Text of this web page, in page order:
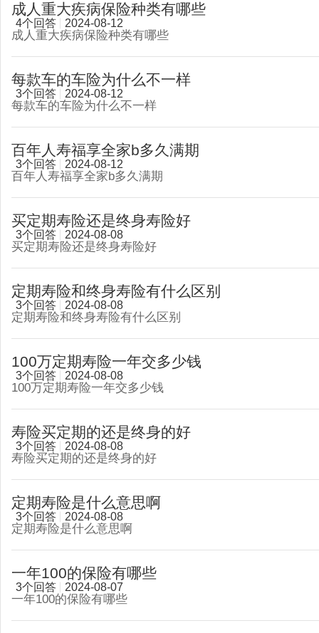
成人重大疾病保险种类有哪些
4个回答 2024-08-12
成人重大疾病保险种类有哪些
每款车的车险为什么不一样
3个回答 2024-08-12
每款车的车险为什么不一样
百年人寿福享全家b多久满期
3个回答 2024-08-12
百年人寿福享全家b多久满期
买定期寿险还是终身寿险好
3个回答 2024-08-08
买定期寿险还是终身寿险好
定期寿险和终身寿险有什么区别
3个回答 2024-08-08
定期寿险和终身寿险有什么区别
100万定期寿险一年交多少钱
3个回答 2024-08-08
100万定期寿险一年交多少钱
寿险买定期的还是终身的好
3个回答 2024-08-08
寿险买定期的还是终身的好
定期寿险是什么意思啊
3个回答 2024-08-08
定期寿险是什么意思啊
一年100的保险有哪些
3个回答 2024-08-07
一年100的保险有哪些